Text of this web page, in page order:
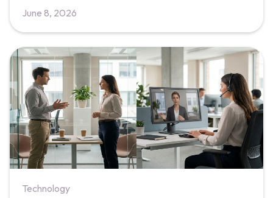
June 8, 2026
Technology